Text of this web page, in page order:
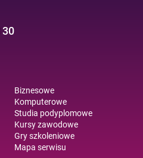
30
Biznesowe
Komputerowe
Studia podyplomowe
Kursy zawodowe
Gry szkoleniowe
Mapa serwisu